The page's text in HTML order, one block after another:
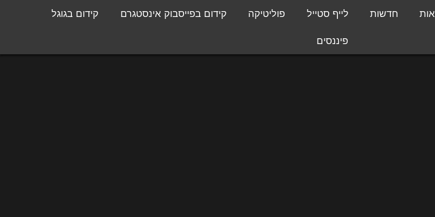
חדשות לייף סטייל פוליטיקה קידום בפייסבוק אינסטגרם קידום בגוגל
פיננסים